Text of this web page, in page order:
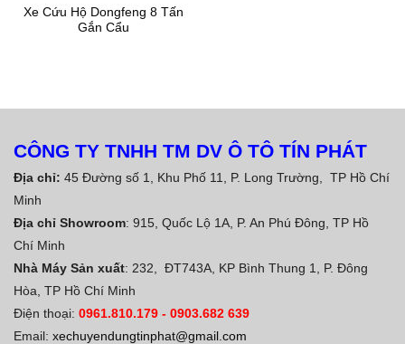
Xe Cứu Hộ Dongfeng 8 Tấn
Gắn Cẩu
CÔNG TY TNHH TM DV Ô TÔ TÍN PHÁT
Địa chỉ: 45 Đường số 1, Khu Phố 11, P. Long Trường, TP Hồ Chí
Minh
Địa chỉ Showroom: 915, Quốc Lộ 1A, P. An Phú Đông, TP Hồ
Chí Minh
Nhà Máy Sản xuất: 232, ĐT743A, KP Bình Thung 1, P. Đông
Hòa, TP Hồ Chí Minh
Điện thoại: 0961.810.179 - 0903.682 639
Email: xechuyendungtinphat@gmail.com